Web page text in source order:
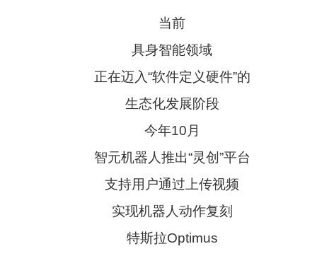
当前
具身智能领域
正在迈入“软件定义硬件”的
生态化发展阶段
今年10月
智元机器人推出“灵创”平台
支持用户通过上传视频
实现机器人动作复刻
特斯拉Optimus